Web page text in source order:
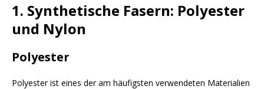
1. Synthetische Fasern: Polyester
und Nylon
Polyester
Polyester ist eines der am häufigsten verwendeten Materialien